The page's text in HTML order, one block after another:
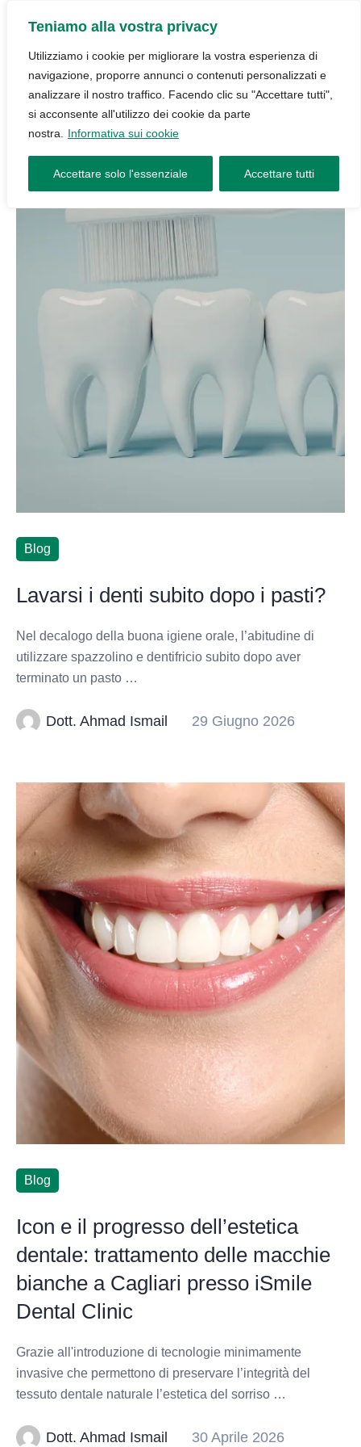
Teniamo alla vostra privacy
Utilizziamo i cookie per migliorare la vostra esperienza di
navigazione, proporre annunci o contenuti personalizzati e
analizzare il nostro traffico. Facendo clic su "Accettare tutti",
si acconsente all'utilizzo dei cookie da parte
nostra.
Informativa sui cookie
Accettare solo l'essenziale Accettare tutti
Blog
Lavarsi i denti subito dopo i pasti?
Nel decalogo della buona igiene orale, l’abitudine di
utilizzare spazzolino e dentifricio subito dopo aver
terminato un pasto …
Dott. Ahmad Ismail 29 Giugno 2026
Blog
Icon e il progresso dell’estetica
dentale: trattamento delle macchie
bianche a Cagliari presso iSmile
Dental Clinic
Grazie all'introduzione di tecnologie minimamente
invasive che permettono di preservare l’integrità del
tessuto dentale naturale l’estetica del sorriso …
Dott. Ahmad Ismail 30 Aprile 2026